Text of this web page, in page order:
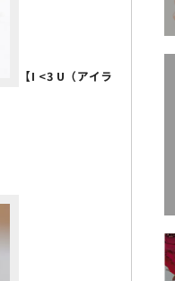
【I <3 U（アイラ